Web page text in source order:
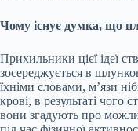
Чому існує думка, що
Прихильники цієї ідеї
зосереджується в
їхніми словами, м’язи
крові, в результаті
вони згадують про